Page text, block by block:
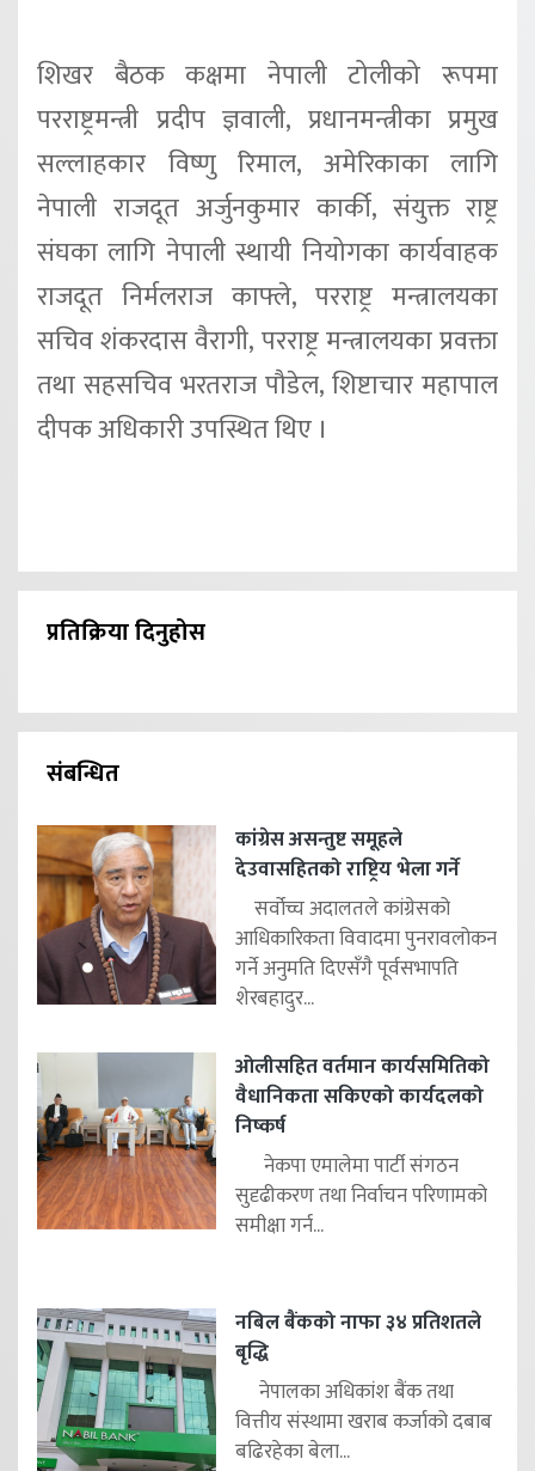
शिखर बैठक कक्षमा नेपाली टोलीको रूपमा
परराष्ट्रमन्त्री प्रदीप ज्ञवाली, प्रधानमन्त्रीका प्रमुख
सल्लाहकार विष्णु रिमाल, अमेरिकाका लागि
नेपाली राजदूत अर्जुनकुमार कार्की, संयुक्त राष्ट्र
संघका लागि नेपाली स्थायी नियोगका कार्यवाहक
राजदूत निर्मलराज काफ्ले, परराष्ट्र मन्त्रालयका
सचिव शंकरदास वैरागी, परराष्ट्र मन्त्रालयका प्रवक्ता
तथा सहसचिव भरतराज पौडेल, शिष्टाचार महापाल
दीपक अधिकारी उपस्थित थिए ।
प्रतिक्रिया दिनुहोस
संबन्धित
कांग्रेस असन्तुष्ट समूहले
देउवासहितको राष्ट्रिय भेला गर्ने
सर्वोच्च अदालतले कांग्रेसको
आधिकारिकता विवादमा पुनरावलोकन
गर्ने अनुमति दिएसँगै पूर्वसभापति
शेरबहादुर...
ओलीसहित वर्तमान कार्यसमितिको
वैधानिकता सकिएको कार्यदलको
निष्कर्ष
नेकपा एमालेमा पार्टी संगठन
सुदृढीकरण तथा निर्वाचन परिणामको
समीक्षा गर्न...
नबिल बैंकको नाफा ३४ प्रतिशतले
बृद्धि
नेपालका अधिकांश बैंक तथा
वित्तीय संस्थामा खराब कर्जाको दबाब
बढिरहेका बेला...